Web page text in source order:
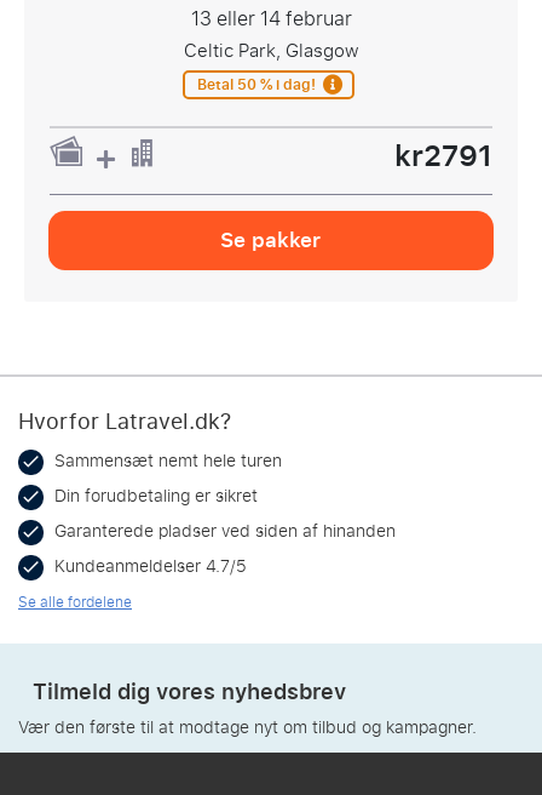
13 eller 14 februar
Celtic Park, Glasgow
Betal 50 % i dag!
kr2791
Se pakker
Hvorfor Latravel.dk?
Sammensæt nemt hele turen
Din forudbetaling er sikret
Garanterede pladser ved siden af hinanden
Kundeanmeldelser 4.7/5
Se alle fordelene
Tilmeld dig vores nyhedsbrev
Vær den første til at modtage nyt om tilbud og kampagner.